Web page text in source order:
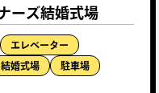
ーズ結婚式場
エレベーター
結婚式場 駐車場